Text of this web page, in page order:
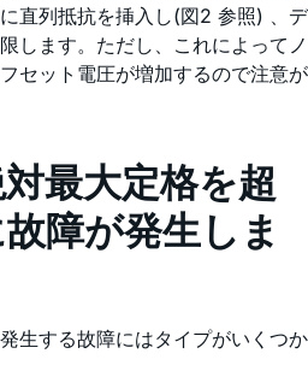
直列抵抗を挿入し(図2 参照) 、デ
します。ただし、これによってノ
セット電圧が増加するので注意が
最大定格を超
障が発生しま
生する故障にはタイプがいくつか